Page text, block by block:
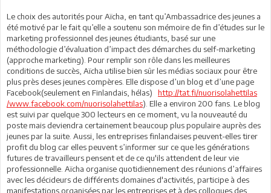
Le choix des autorités pour Aïcha, en tant qu’Ambassadrice des jeunes a
été motivé par le fait qu’elle a soutenu son mémoire de fin d’études sur le
marketing professionnel des jeunes étudiants, basé sur une
méthodologie d’évaluation d’impact des démarches du self-marketing
(approche marketing). Pour remplir son rôle dans les meilleures
conditions de succès, Aïcha utilise bien sûr les médias sociaux pour être
plus près deses jeunes compères. Elle dispose d’un blog et d’une page
Facebook(seulement en Finlandais, hélas) http://tat.fi/nuorisolahettilas
/www.facebook.com/nuorisolahettilas). Elle a environ 200 fans. Le blog
est suivi par quelque 300 lecteurs en ce moment, vu la nouveauté du
poste mais deviendra certainement beaucoup plus populaire auprès des
jeunes par la suite. Aussi, les entreprises finlandaises peuvent-elles tirer
profit du blog car elles peuvent s’informer sur ce que les générations
futures de travailleurs pensent et de ce qu'ils attendent de leur vie
professionnelle. Aïcha organise quotidiennement des réunions d’affaires
avec les décideurs de différents domaines d'activités, participe à des
manifestations organisées par les entreprises et à des colloques des